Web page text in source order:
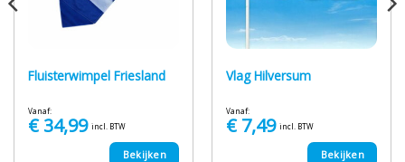
Fluisterwimpel Friesland
Vanaf:
€34,99 incl. BTW
Bekijken
Vlag Hilversum
Vanaf:
€7,49 incl. BTW
Bekijken